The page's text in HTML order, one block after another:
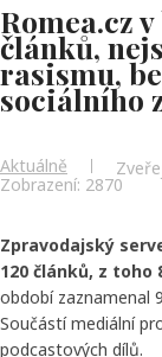
Romea.cz
článků,
rasismu,
sociálního
Aktuálně
Zobrazení: 2870
Zpravodajský
120 článků, z toho
období zaznamenal
Součástí mediální
podcastových dílů.